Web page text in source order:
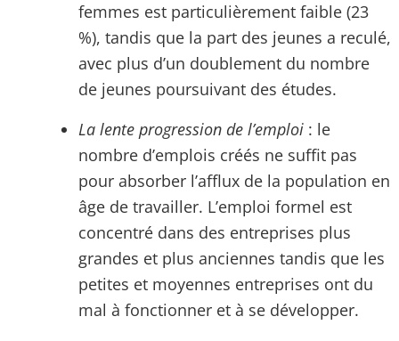
femmes est particulièrement faible (23
%), tandis que la part des jeunes a reculé,
avec plus d’un doublement du nombre
de jeunes poursuivant des études.
La lente progression de l’emploi : le
nombre d’emplois créés ne suffit pas
pour absorber l’afflux de la population en
âge de travailler. L’emploi formel est
concentré dans des entreprises plus
grandes et plus anciennes tandis que les
petites et moyennes entreprises ont du
mal à fonctionner et à se développer.